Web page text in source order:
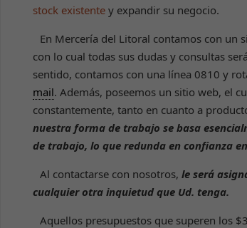
stock existente y expandir su negocio.
En Mercería del Litoral contamos con un
con lo cual todas sus dudas y consultas
sentido, contamos con una línea 0810 y
mail. Además, poseemos un sitio web, el
constantemente, tanto en cuanto a
nuestra forma de trabajo se basa
de trabajo, lo que redunda en confianza
Al contactarse con nosotros, le será
cualquier otra inquietud que Ud. tenga.
Aquellos presupuestos que superen los